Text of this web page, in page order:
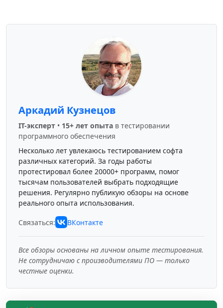
Аркадий Кузнецов
IT-эксперт • 15+ лет опыта в тестировании
программного обеспечения
Несколько лет увлекаюсь тестированием софта
различных категорий. За годы работы
протестировал более 20000+ программ, помог
тысячам пользователей выбрать подходящие
решения. Регулярно публикую обзоры на основе
реального опыта использования.
Связаться: ВКонтакте
Все обзоры основаны на личном опыте тестирования.
Не сотрудничаю с производителями ПО — только
честные оценки.